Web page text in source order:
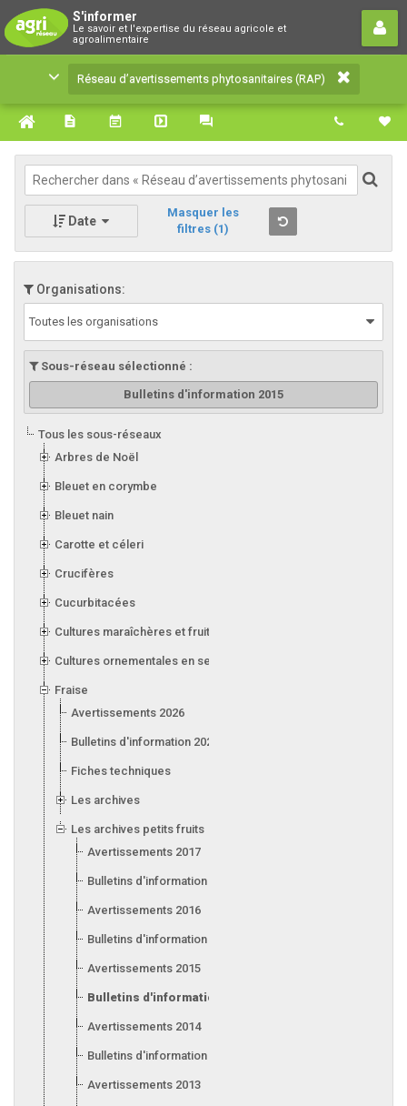
S'informer
Le savoir et l'expertise du réseau agricole et
agroalimentaire
Réseau d’avertissements
phytosanitaires (RAP)
Le savoir et l'expertise du réseau agricole et
agroalimentaire
Réseau d’avertissements phytosanitaires (RAP)
Date
Masquer les
filtres (1)
Organisations:
Toutes les organisations
Sous-réseau sélectionné :
Bulletins d'information 2015
Tous les sous-réseaux
Arbres de Noël
Bleuet en corymbe
Bleuet nain
Carotte et céleri
Crucifères
Cucurbitacées
Cultures maraîchères et fruitières en serre
Cultures ornementales en serre
Fraise
Avertissements 2026
Bulletins d'information 2026
Fiches techniques
Les archives
Les archives petits fruits
Avertissements 2017
Bulletins d'information 2017
Avertissements 2016
Bulletins d'information 2016
Avertissements 2015
Bulletins d'information 2015
Avertissements 2014
Bulletins d'information 2014
Avertissements 2013